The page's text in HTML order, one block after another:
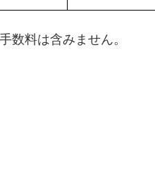
数料は含みません。